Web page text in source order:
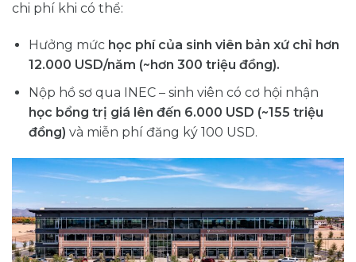
chi phí khi có thể:
Hưởng mức học phí của sinh viên bản xứ chỉ hơn
12.000 USD/năm (~hơn 300 triệu đồng).
Nộp hồ sơ qua INEC – sinh viên có cơ hội nhận
học bổng trị giá lên đến 6.000 USD (~155 triệu
đồng) và miễn phí đăng ký 100 USD.